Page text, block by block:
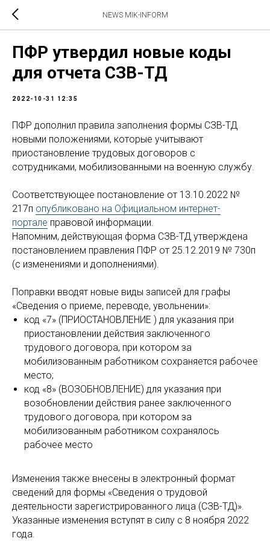
NEWS MIK-INFORM
ПФР утвердил новые коды
для отчета СЗВ-ТД
2022-10-31 12:35
ПФР дополнил правила заполнения формы СЗВ-ТД
новыми положениями, которые учитывают
приостановление трудовых договоров с
сотрудниками, мобилизованными на военную службу.
Соответствующее постановление от 13.10.2022 №
217п опубликовано на Официальном интернет-
портале правовой информации.
Напомним, действующая форма СЗВ-ТД утверждена
постановлением правления ПФР от 25.12.2019 № 730п
(с изменениями и дополнениями).
Поправки вводят новые виды записей для графы
«Сведения о приеме, переводе, увольнении»:
код «7» (ПРИОСТАНОВЛЕНИЕ ) для указания при
приостановлении действия заключенного
трудового договора, при котором за
мобилизованным работником сохраняется рабочее
место;
код «8» (ВОЗОБНОВЛЕНИЕ) для указания при
возобновлении действия ранее заключенного
трудового договора, при котором за
мобилизованным работником сохранялось
рабочее место
Изменения также внесены в электронный формат
сведений для формы «Сведения о трудовой
деятельности зарегистрированного лица (СЗВ-ТД)».
Указанные изменения вступят в силу с 8 ноября 2022
года.